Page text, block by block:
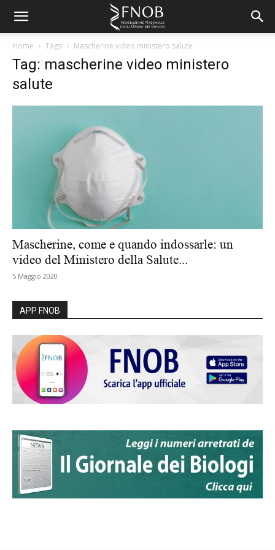
Home Tags Mascherine video ministero salute
Tag: mascherine video ministero
salute
Mascherine, come e quando indossarle: un
video del Ministero della Salute...
5 Maggio 2020
APP FNOB